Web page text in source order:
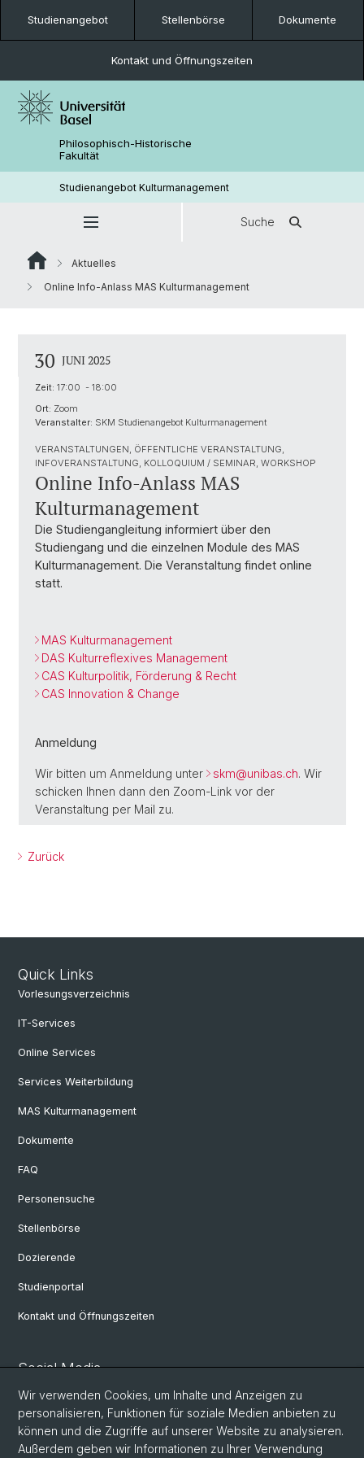
Studienangebot Stellenbörse Dokumente
Kontakt und Öffnungszeiten
Philosophisch-Historische
Fakultät
Studienangebot Kulturmanagement
Suche
Aktuelles
Online Info-Anlass MAS Kulturmanagement
30 JUNI 2025
Zeit: 17:00 - 18:00
Ort: Zoom
Veranstalter: SKM Studienangebot Kulturmanagement
VERANSTALTUNGEN, ÖFFENTLICHE VERANSTALTUNG,
INFOVERANSTALTUNG, KOLLOQUIUM / SEMINAR, WORKSHOP
Online Info-Anlass MAS
Kulturmanagement
Die Studiengangleitung informiert über den
Studiengang und die einzelnen Module des MAS
Kulturmanagement. Die Veranstaltung findet online
statt.
MAS Kulturmanagement
DAS Kulturreflexives Management
CAS Kulturpolitik, Förderung & Recht
CAS Innovation & Change
Anmeldung
Wir bitten um Anmeldung unter skm@unibas.ch. Wir
schicken Ihnen dann den Zoom-Link vor der
Veranstaltung per Mail zu.
Zurück
Quick Links
Vorlesungsverzeichnis
IT-Services
Online Services
Services Weiterbildung
MAS Kulturmanagement
Dokumente
FAQ
Personensuche
Stellenbörse
Dozierende
Studienportal
Kontakt und Öffnungszeiten
Social Media
Facebook
LinkedIn
Wir verwenden Cookies, um Inhalte und Anzeigen zu
personalisieren, Funktionen für soziale Medien anbieten zu
können und die Zugriffe auf unserer Website zu analysieren.
Außerdem geben wir Informationen zu Ihrer Verwendung